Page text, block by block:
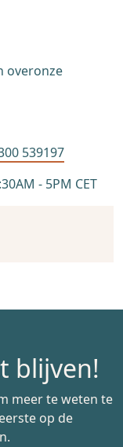
overonze
539197
- 5PM CET
blijven!
meer te weten te
op de